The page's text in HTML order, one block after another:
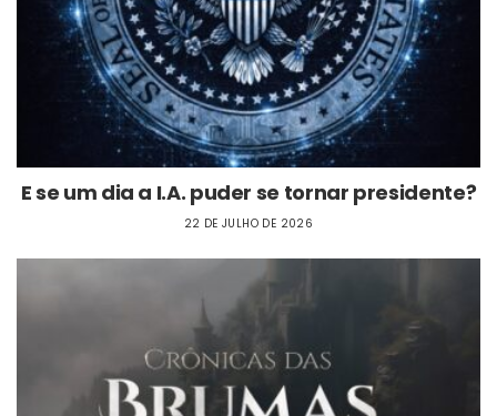
E se um dia a I.A. puder se tornar presidente?
22 DE JULHO DE 2026